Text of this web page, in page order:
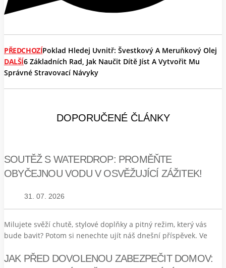
PŘEDCHOZÍPoklad Hledej Uvnitř: Švestkový A Meruňkový Olej
DALŠÍ6 Základních Rad, Jak Naučit Dítě Jíst A Vytvořit Mu
Správné Stravovací Návyky
DOPORUČENÉ ČLÁNKY
SOUTĚŽ S WATERDROP: PROMĚŇTE
OBYČEJNOU VODU V OSVĚŽUJÍCÍ ZÁŽITEK!
31. 07. 2026
Milujete svěží chutě, stylové doplňky a pitný režim, který vás
bude bavit? Potom si nenechte ujít náš dnešní příspěvek. Ve
JAK PŘED DOVOLENOU ZABEZPEČIT DOMOV: